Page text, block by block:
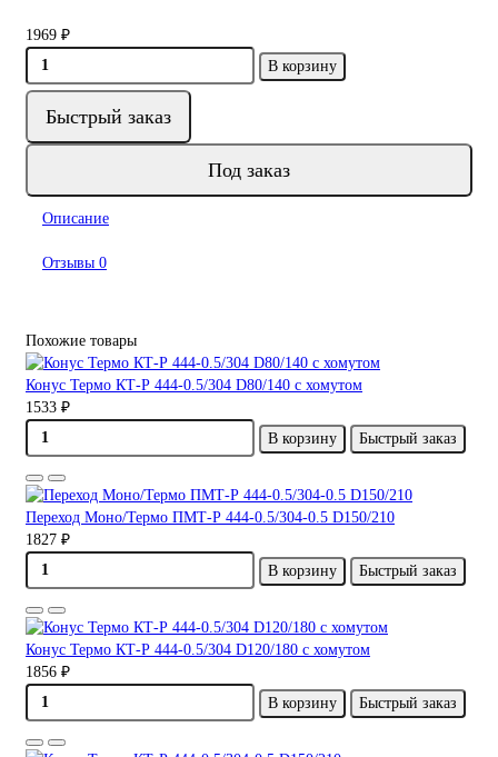
1969 ₽
В корзину
Быстрый заказ
Под заказ
Описание
Отзывы 0
Похожие товары
Конус Термо КТ-Р 444-0.5/304 D80/140 с хомутом
1533 ₽
В корзину
Быстрый заказ
Переход Моно/Термо ПМТ-Р 444-0.5/304-0.5 D150/210
1827 ₽
В корзину
Быстрый заказ
Конус Термо КТ-Р 444-0.5/304 D120/180 с хомутом
1856 ₽
В корзину
Быстрый заказ